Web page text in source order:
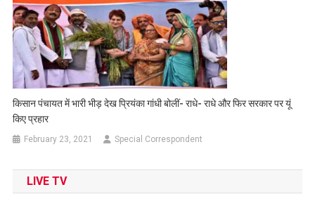
किसान पंचायत में भारी भीड़ देख प्रियंका गांधी बोलीं- राधे- राधे और फिर सरकार पर यूं
किए प्रहार
February 23, 2021 Special Correspondent
LIVE TV